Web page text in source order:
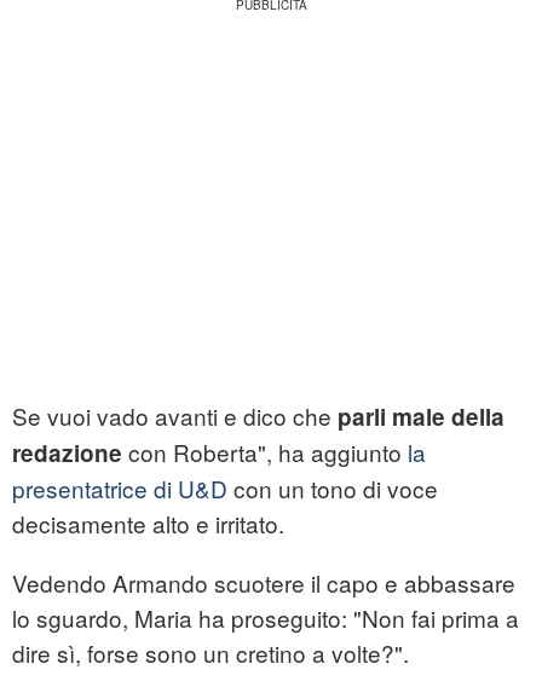
Se vuoi vado avanti e dico che parli male della
redazione con Roberta", ha aggiunto la
presentatrice di U&D con un tono di voce
decisamente alto e irritato.
Vedendo Armando scuotere il capo e abbassare
lo sguardo, Maria ha proseguito: "Non fai prima a
dire sì, forse sono un cretino a volte?".